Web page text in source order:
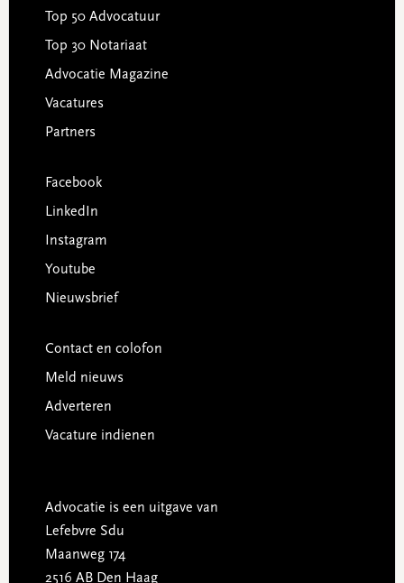
Top 50 Advocatuur
Top 30 Notariaat
Advocatie Magazine
Vacatures
Partners
Facebook
LinkedIn
Instagram
Youtube
Nieuwsbrief
Contact en colofon
Meld nieuws
Adverteren
Vacature indienen
Advocatie is een uitgave van
Lefebvre Sdu
Maanweg 174
2516 AB Den Haag